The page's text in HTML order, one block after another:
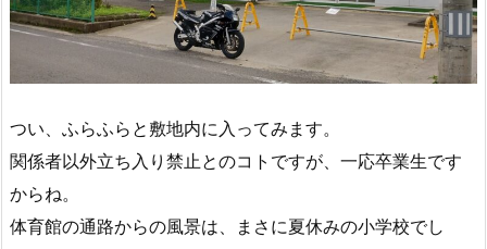
つい、ふらふらと敷地内に入ってみます。
関係者以外立ち入り禁止とのコトですが、一応卒業生です
からね。
体育館の通路からの風景は、まさに夏休みの小学校でし